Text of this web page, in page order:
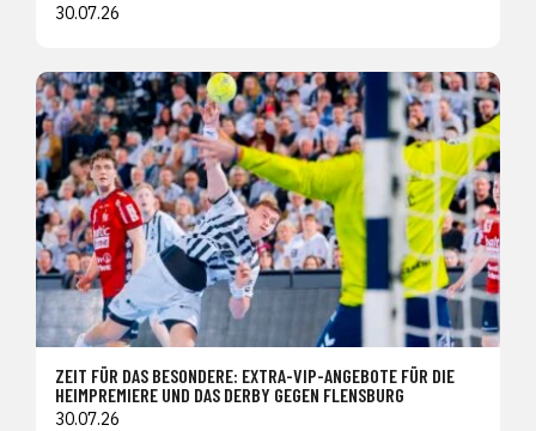
30.07.26
ZEIT FÜR DAS BESONDERE: EXTRA-VIP-ANGEBOTE FÜR DIE
HEIMPREMIERE UND DAS DERBY GEGEN FLENSBURG
30.07.26